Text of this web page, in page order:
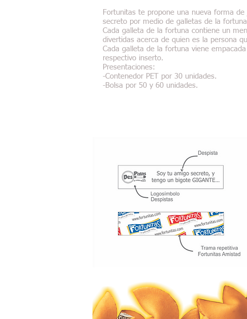
Fortunitas te propone una nueva forma
secreto por medio de galletas de la
Cada galleta de la fortuna contiene un
divertidas acerca de quien es la persona
Cada galleta de la fortuna viene
respectivo inserto.
Presentaciones:
-Contenedor PET por 30 unidades.
-Bolsa por 50 y 60 unidades.